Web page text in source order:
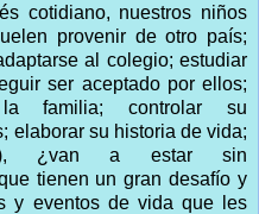
cotidiano, nuestros niños
provenir de otro país;
al colegio; estudiar
ser aceptado por ellos;
familia; controlar su
elaborar su historia de vida;
¿van a estar sin
tienen un gran desafío y
y eventos de vida que les